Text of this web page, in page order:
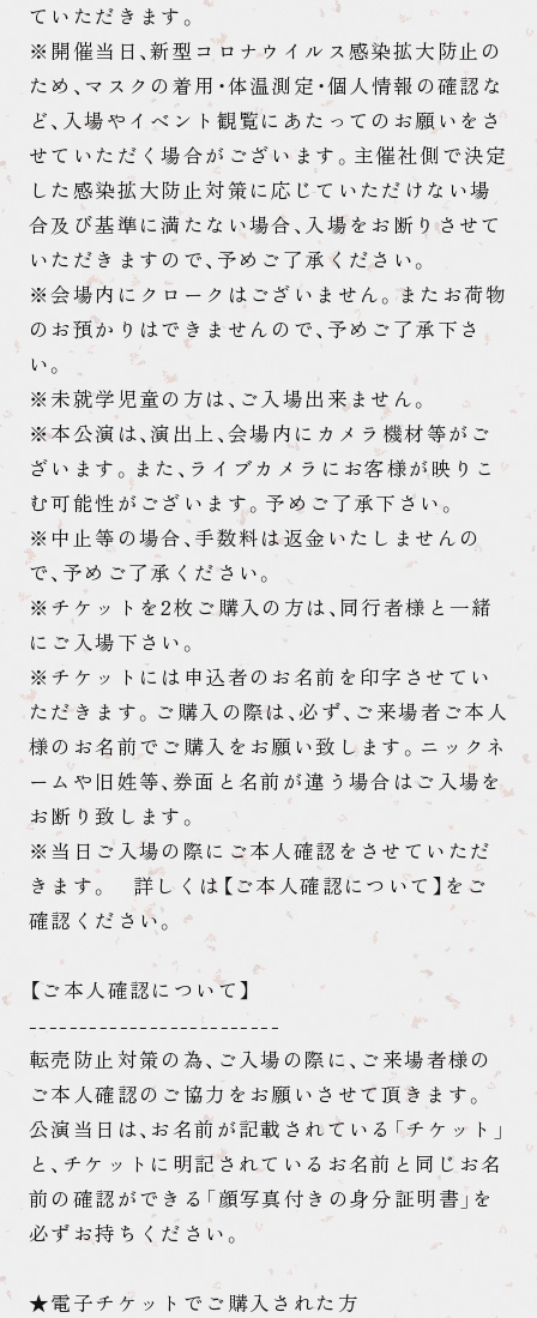
ていただきます。
※開催当日、新型コロナウイルス感染拡大防止の
ため、マスクの着用・体温測定・個人情報の確認な
ど、入場やイベント観覧にあたってのお願いをさ
せていただく場合がございます。主催社側で決定
した感染拡大防止対策に応じていただけない場
合及び基準に満たない場合、入場をお断りさせて
いただきますので、予めご了承ください。
※会場内にクロークはございません。またお荷物
のお預かりはできませんので、予めご了承下さ
い。
※未就学児童の方は、ご入場出来ません。
※本公演は、演出上、会場内にカメラ機材等がご
ざいます。また、ライブカメラにお客様が映りこ
む可能性がございます。予めご了承下さい。
※中止等の場合、手数料は返金いたしませんの
で、予めご了承ください。
※チケットを2枚ご購入の方は、同行者様と一緒
にご入場下さい。
※チケットには申込者のお名前を印字させてい
ただきます。ご購入の際は、必ず、ご来場者ご本人
様のお名前でご購入をお願い致します。ニックネ
ームや旧姓等、券面と名前が違う場合はご入場を
お断り致します。
※当日ご入場の際にご本人確認をさせていただ
きます。 詳しくは【ご本人確認について】をご
確認ください。
【ご本人確認について】
-------------------------
転売防止対策の為、ご入場の際に、ご来場者様の
ご本人確認のご協力をお願いさせて頂きます。
公演当日は、お名前が記載されている「チケット」
と、チケットに明記されているお名前と同じお名
前の確認ができる「顔写真付きの身分証明書」を
必ずお持ちください。
★電子チケットでご購入された方